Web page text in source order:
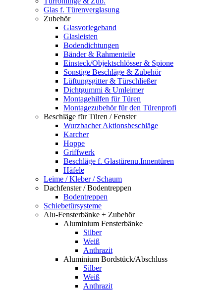
Glas f. Türenverglasung
Zubehör
Glasvorlegeband
Glasleisten
Bodendichtungen
Bänder & Rahmenteile
Einsteck/Objektschlösser & Spione
Sonstige Beschläge & Zubehör
Lüftungsgitter & Türschließer
Dichtgummi & Umleimer
Montagehilfen für Türen
Montagezubehör für den Türenprofi
Beschläge für Türen / Fenster
Wurzbacher Aktionsbeschläge
Karcher
Hoppe
Griffwerk
Beschläge f. Glastürenu.Innentüren
Häfele
Leime / Kleber / Schaum
Dachfenster / Bodentreppen
Bodentreppen
Schiebetürsysteme
Alu-Fensterbänke + Zubehör
Aluminium Fensterbänke
Silber
Weiß
Anthrazit
Aluminium Bordstück/Abschluss
Silber
Weiß
Anthrazit